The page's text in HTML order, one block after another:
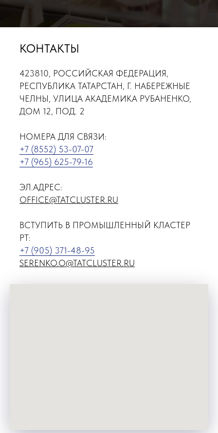
КОНТАКТЫ
423810, РОССИЙСКАЯ ФЕДЕРАЦИЯ,
РЕСПУБЛИКА ТАТАРСТАН, Г. НАБЕРЕЖНЫЕ
ЧЕЛНЫ, УЛИЦА АКАДЕМИКА РУБАНЕНКО,
ДОМ 12, ПОД. 2
НОМЕРА ДЛЯ СВЯЗИ:
+7 (8552) 53-07-07
+7 (965) 625-79-16
ЭЛ.АДРЕС:
OFFICE@TATCLUSTER.RU
ВСТУПИТЬ В ПРОМЫШЛЕННЫЙ КЛАСТЕР
РТ:
+7 (905) 371-48-95
SERENKO.O@TATCLUSTER.RU